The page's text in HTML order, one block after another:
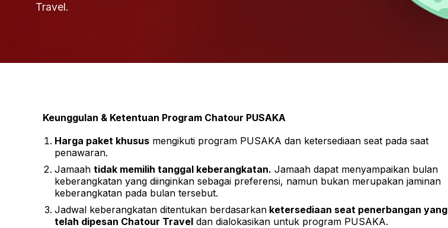
Travel.
Keunggulan & Ketentuan Program Chatour PUSAKA
Harga paket khusus mengikuti program PUSAKA dan ketersediaan seat pada saat
penawaran.
Jamaah tidak memilih tanggal keberangkatan. Jamaah dapat menyampaikan bulan
keberangkatan yang diinginkan sebagai preferensi, namun bukan merupakan jaminan
keberangkatan pada bulan tersebut.
Jadwal keberangkatan ditentukan berdasarkan ketersediaan seat penerbangan yang
telah dipesan Chatour Travel dan dialokasikan untuk program PUSAKA.